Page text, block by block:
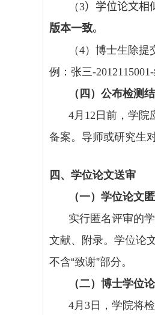
（3）学位论文相
版本一致。
（4）博士生除提
例：张三-2012115001-
（四）公布检测
4月 12 日前，学院
备案。导师或研究生
四、学位论文送审
（一）学位论文
实行匿名评审的
文献、附录。学位论
不含“致谢”部分。
（二）博士学位
4月 3日，学院将